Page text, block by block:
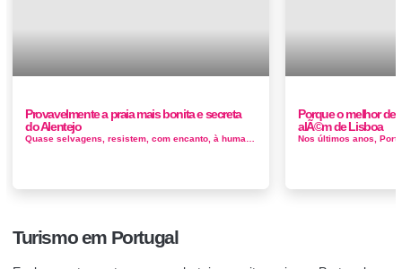
Provavelmente a praia mais bonita e secreta
do Alentejo
Porque o melhor de
alÃ©m de Lisboa
Turismo em Portugal